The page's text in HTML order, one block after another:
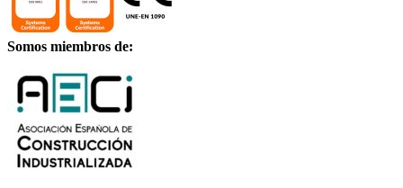
Somos miembros de: